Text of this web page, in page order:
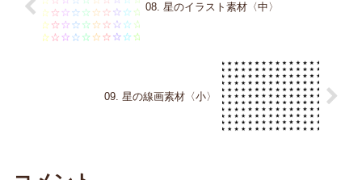
08. 星のイラスト素材〈中〉
09. 星の線画素材〈小〉